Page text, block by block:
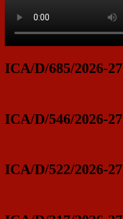
ICA/D/685/2026-27
ICA/D/546/2026-27
ICA/D/522/2026-27